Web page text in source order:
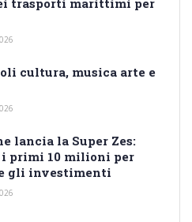
cultura, musica arte e
lancia la Super Zes:
primi 10 milioni per
gli investimenti